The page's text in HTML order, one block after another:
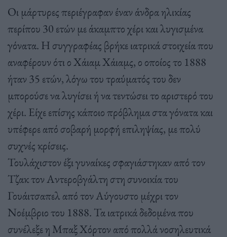
Οι μάρτυρες περιέγραφαν έναν άνδρα ηλικίας
περίπου 30 ετών με άκαμπτο χέρι και λυγισμένα
γόνατα. Η συγγραφέας βρήκε ιατρικά στοιχεία που
αναφέρουν ότι ο Χάιαμ Χάιαμς, ο οποίος το 1888
ήταν 35 ετών, λόγω του τραύματός του δεν
μπορούσε να λυγίσει ή να τεντώσει το αριστερό του
χέρι. Είχε επίσης κάποιο πρόβλημα στα γόνατα και
υπέφερε από σοβαρή μορφή επιληψίας, με πολύ
συχνές κρίσεις.
Τουλάχιστον έξι γυναίκες σφαγιάστηκαν από τον
Τζακ τον Αντεροβγάλτη στη συνοικία του
Γουάιτσαπελ από τον Αύγουστο μέχρι τον
Νοέμβριο του 1888. Τα ιατρικά δεδομένα που
συνέλεξε η Μπαξ Χόρτον από πολλά νοσηλευτικά